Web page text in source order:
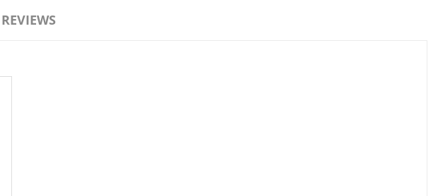
REVIEWS